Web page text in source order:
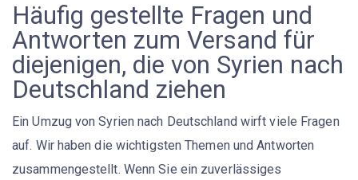
Häufig gestellte Fragen und
Antworten zum Versand für
diejenigen, die von Syrien nach
Deutschland ziehen
Ein Umzug von Syrien nach Deutschland wirft viele Fragen
auf. Wir haben die wichtigsten Themen und Antworten
zusammengestellt. Wenn Sie ein zuverlässiges